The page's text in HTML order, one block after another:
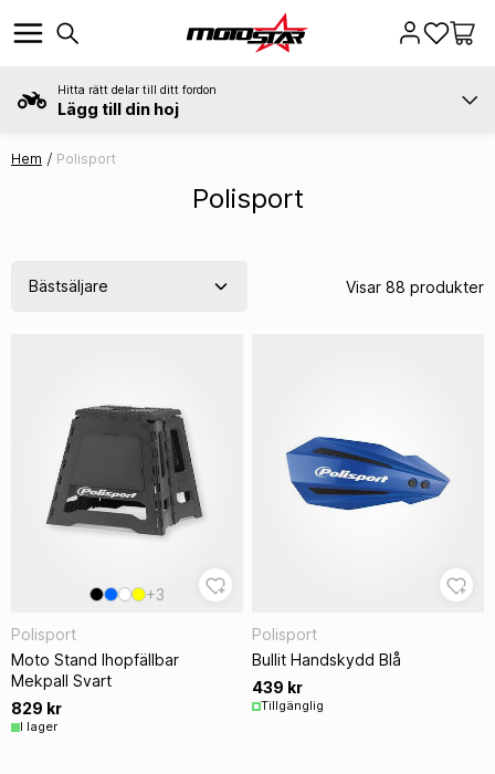
Hitta rätt delar till ditt fordon
Lägg till din hoj
Hem Polisport
Polisport
Visar 88 produkter
+3
Polisport
Moto Stand Ihopfällbar
Mekpall Svart
829 kr
I lager
Polisport
Bullit Handskydd Blå
439 kr
Tillgänglig